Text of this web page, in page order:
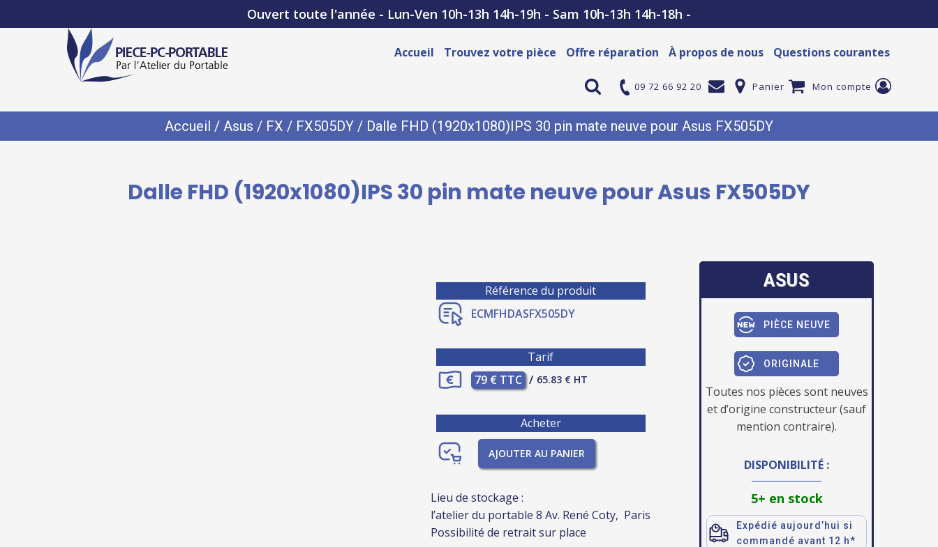
Ouvert toute l'année - Lun-Ven 10h-13h 14h-19h - Sam 10h-13h 14h-18h -
Accueil Trouvez votre pièce Offre réparation À propos de nous Questions courantes
09 72 66 92 20 Panier Mon compte
Accueil / Asus / FX / FX505DY / Dalle FHD (1920x1080)IPS 30 pin mate neuve pour Asus FX505DY
Dalle FHD (1920x1080)IPS 30 pin mate neuve pour Asus FX505DY
Référence du produit
ECMFHDASFX505DY
Tarif
79 € TTC / 65.83 € HT
Acheter
AJOUTER AU PANIER
Lieu de stockage :
l’atelier du portable 8 Av. René Coty, Paris
Possibilité de retrait sur place
ASUS
PIÈCE NEUVE
ORIGINALE
Toutes nos pièces sont neuves
et d’origine constructeur (sauf
mention contraire).
DISPONIBILITÉ :
5+ en stock
Expédié aujourd’hui si
commandé avant 12 h*